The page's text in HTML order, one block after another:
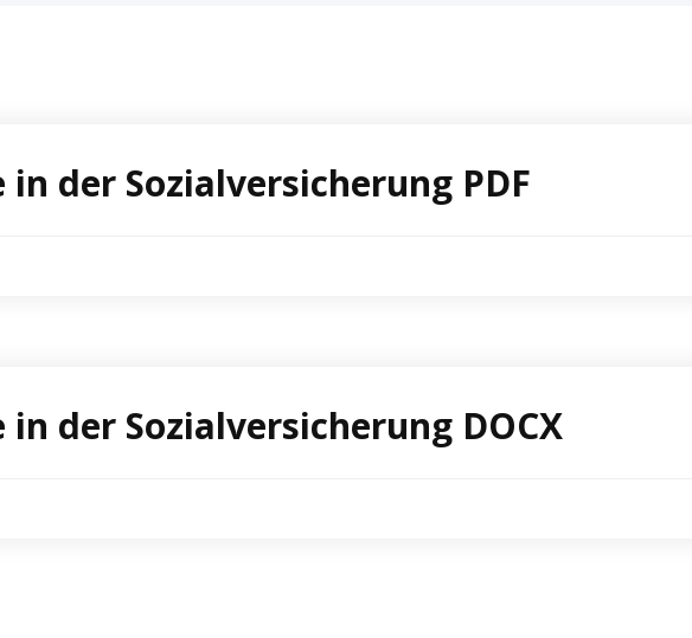
der Sozialversicherung PDF
der Sozialversicherung DOCX